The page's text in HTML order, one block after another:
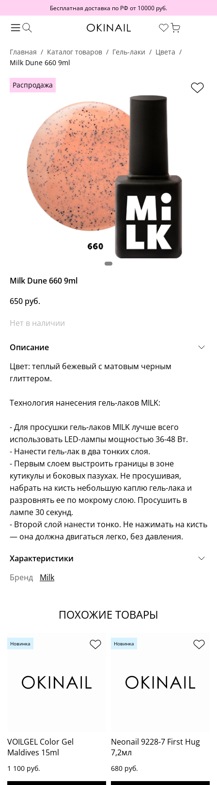
Бесплатная доставка по РФ от 10000 руб.
Главная Каталог товаров Гель-лаки
Цвета
Milk Dune 660 9ml
Распродажа
Milk Dune 660 9ml
650 руб.
Нет в наличии
Описание
Цвет: теплый бежевый с матовым черным
глиттером.
Технология нанесения гель-лаков MILK:
- Для просушки гель-лаков MILK лучше всего
использовать LED-лампы мощностью 36-48 Вт.
- Нанести гель-лак в два тонких слоя.
- Первым слоем выстроить границы в зоне
кутикулы и боковых пазухах. Не просушивая,
набрать на кисть небольшую каплю гель-лака и
разровнять ее по мокрому слою. Просушить в
лампе 30 секунд.
- Второй слой нанести тонко. Не нажимать на кисть
— она должна двигаться легко, без давления.
Характеристики
Бренд
Milk
ПОХОЖИЕ ТОВАРЫ
Новинка
VOILGEL Color Gel
Maldives 15ml
1 100 руб.
Новинка
Neonail 9228-7 First Hug
7,2мл
680 руб.